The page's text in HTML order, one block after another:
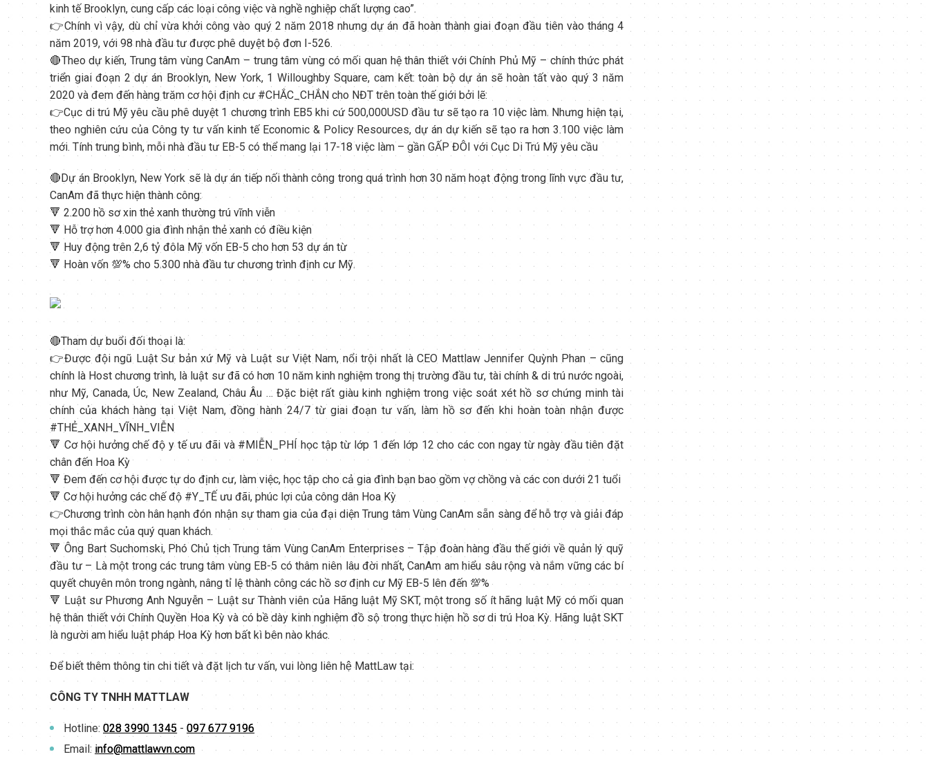
kinh tế Brooklyn, cung cấp các loại công việc và nghề nghiệp chất lượng cao”.
👉Chính vì vậy, dù chỉ vừa khởi công vào quý 2 năm 2018 nhưng dự án đã hoàn thành giai đoạn đầu tiên vào tháng 4
năm 2019, với 98 nhà đầu tư được phê duyệt bộ đơn I-526.
🔴Theo dự kiến, Trung tâm vùng CanAm – trung tâm vùng có mối quan hệ thân thiết với Chính Phủ Mỹ – chính thức phát
triển giai đoạn 2 dự án Brooklyn, New York, 1 Willoughby Square, cam kết: toàn bộ dự án sẽ hoàn tất vào quý 3 năm
2020 và đem đến hàng trăm cơ hội định cư #CHẮC_CHẮN cho NĐT trên toàn thế giới bởi lẽ:
👉Cục di trú Mỹ yêu cầu phê duyệt 1 chương trình EB5 khi cứ 500,000USD đầu tư sẽ tạo ra 10 việc làm. Nhưng hiện tại,
theo nghiên cứu của Công ty tư vấn kinh tế Economic & Policy Resources, dự án dự kiến sẽ tạo ra hơn 3.100 việc làm
mới. Tính trung bình, mỗi nhà đầu tư EB-5 có thể mang lại 17-18 việc làm – gần GẤP ĐÔI với Cục Di Trú Mỹ yêu cầu
🔴Dự án Brooklyn, New York sẽ là dự án tiếp nối thành công trong quá trình hơn 30 năm hoạt động trong lĩnh vực đầu tư,
CanAm đã thực hiện thành công:
🔻 2.200 hồ sơ xin thẻ xanh thường trú vĩnh viễn
🔻 Hỗ trợ hơn 4.000 gia đình nhận thẻ xanh có điều kiện
🔻 Huy động trên 2,6 tỷ đôla Mỹ vốn EB-5 cho hơn 53 dự án từ
🔻 Hoàn vốn 💯% cho 5.300 nhà đầu tư chương trình định cư Mỹ.
🔴Tham dự buổi đối thoại là:
👉Được đội ngũ Luật Sư bản xứ Mỹ và Luật sư Việt Nam, nổi trội nhất là CEO Mattlaw Jennifer Quỳnh Phan – cũng
chính là Host chương trình, là luật sư đã có hơn 10 năm kinh nghiệm trong thị trường đầu tư, tài chính & di trú nước ngoài,
như Mỹ, Canada, Úc, New Zealand, Châu Âu … Đặc biệt rất giàu kinh nghiệm trong việc soát xét hồ sơ chứng minh tài
chính của khách hàng tại Việt Nam, đồng hành 24/7 từ giai đoạn tư vấn, làm hồ sơ đến khi hoàn toàn nhận được
#THẺ_XANH_VĨNH_VIỄN
🔻 Cơ hội hưởng chế độ y tế ưu đãi và #MIỄN_PHÍ học tập từ lớp 1 đến lớp 12 cho các con ngay từ ngày đầu tiên đặt
chân đến Hoa Kỳ
🔻 Đem đến cơ hội được tự do định cư, làm việc, học tập cho cả gia đình bạn bao gồm vợ chồng và các con dưới 21 tuổi
🔻 Cơ hội hưởng các chế độ #Y_TẾ ưu đãi, phúc lợi của công dân Hoa Kỳ
👉Chương trình còn hân hạnh đón nhận sự tham gia của đại diện Trung tâm Vùng CanAm sẵn sàng để hỗ trợ và giải đáp
mọi thắc mắc của quý quan khách.
🔻 Ông Bart Suchomski, Phó Chủ tịch Trung tâm Vùng CanAm Enterprises – Tập đoàn hàng đầu thế giới về quản lý quỹ
đầu tư – Là một trong các trung tâm vùng EB-5 có thâm niên lâu đời nhất, CanAm am hiểu sâu rộng và nắm vững các bí
quyết chuyên môn trong ngành, nâng tỉ lệ thành công các hồ sơ định cư Mỹ EB-5 lên đến 💯%
🔻 Luật sư Phương Anh Nguyễn – Luật sư Thành viên của Hãng luật Mỹ SKT, một trong số ít hãng luật Mỹ có mối quan
hệ thân thiết với Chính Quyền Hoa Kỳ và có bề dày kinh nghiệm đồ sộ trong thực hiện hồ sơ di trú Hoa Kỳ. Hãng luật SKT
là người am hiểu luật pháp Hoa Kỳ hơn bất kì bên nào khác.
Để biết thêm thông tin chi tiết và đặt lịch tư vấn, vui lòng liên hệ MattLaw tại:
CÔNG TY TNHH MATTLAW
Hotline: 028 3990 1345 - 097 677 9196
Email: info@mattlawvn.com